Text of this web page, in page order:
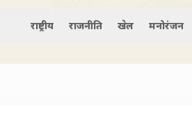
राष्ट्रीय राजनीति खेल मनोरंजन